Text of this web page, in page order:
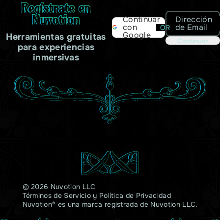
Regístrate en
Nuvotion
Herramientas gratuitas
para experiencias
inmersivas
Continuar
con
Google
OR
Dirección
de Email
Continuar
© 2026 Nuvotion LLC
Términos de Servicioy Política de Privacidad
Nuvotion® es una marca registrada de Nuvotion LLC.